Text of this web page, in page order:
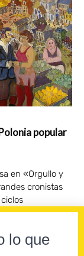
popular
en «Orgullo y
cronistas
examina la
los conflictos
política y
que la
lo que